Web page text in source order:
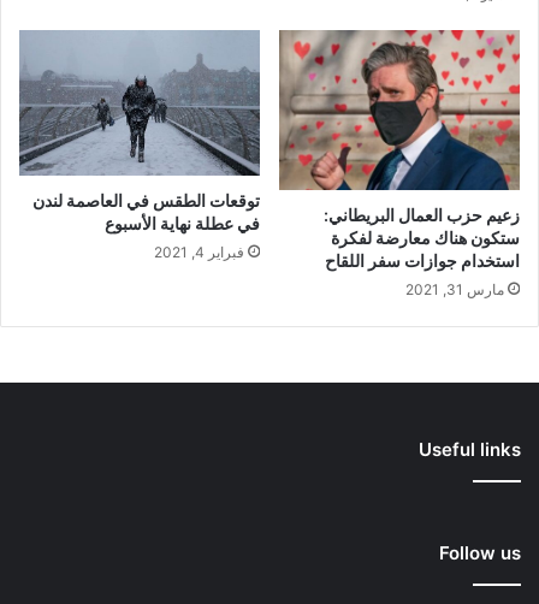
زعيم حزب العمال البريطاني:
ستكون هناك معارضة لفكرة
استخدام جوازات سفر اللقاح
مارس 31, 2021
توقعات الطقس في العاصمة لندن
في عطلة نهاية الأسبوع
فبراير 4, 2021
Useful links
Follow us